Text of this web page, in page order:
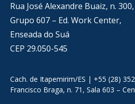
Rua José Alexandre Buaiz, n. 300,
Grupo 607 – Ed. Work Center,
Enseada do Suá
CEP 29.050-545
Cach. de Itapemirim/ES | +55 (28)
Francisco Braga, n. 71, Sala 603 –